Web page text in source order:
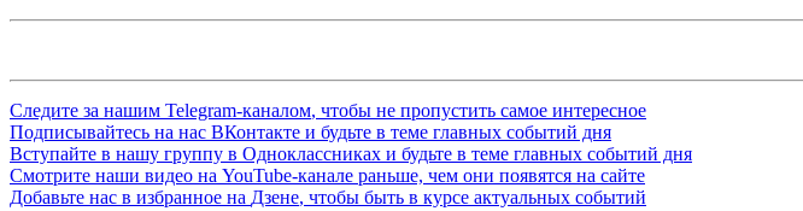
Следите за нашим Telegram-каналом, чтобы не пропустить самое интересное
Подписывайтесь на нас ВКонтакте и будьте в теме главных событий дня
Вступайте в нашу группу в Одноклассниках и будьте в теме главных событий дня
Смотрите наши видео на YouTube-канале раньше, чем они появятся на сайте
Добавьте нас в избранное на Дзене, чтобы быть в курсе актуальных событий